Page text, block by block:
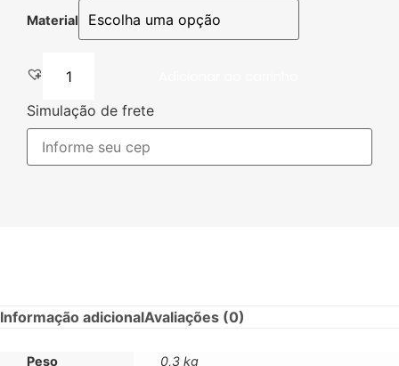
Material
Simulação de frete
Informação adicionalAvaliações (0)
Peso 0,3 kg